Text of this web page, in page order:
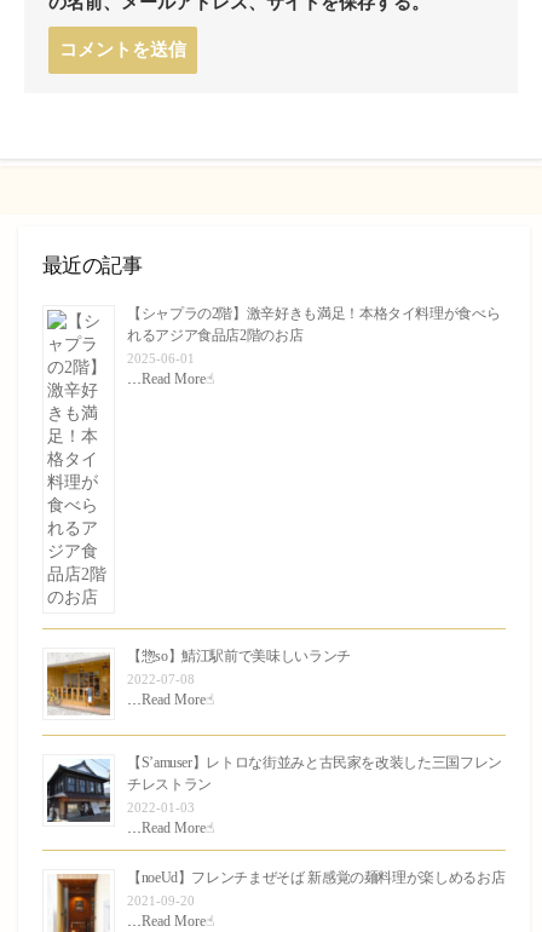
最近の記事
【シャプラの2階】激辛好きも満足！本格タイ料理が食べら
れるアジア食品店2階のお店
2025-06-01
…Read More☝︎
【惣so】鯖江駅前で美味しいランチ
2022-07-08
…Read More☝︎
【S’amuser】レトロな街並みと古民家を改装した三国フレン
チレストラン
2022-01-03
…Read More☝︎
【noeUd】フレンチまぜそば 新感覚の麺料理が楽しめるお店
2021-09-20
…Read More☝︎